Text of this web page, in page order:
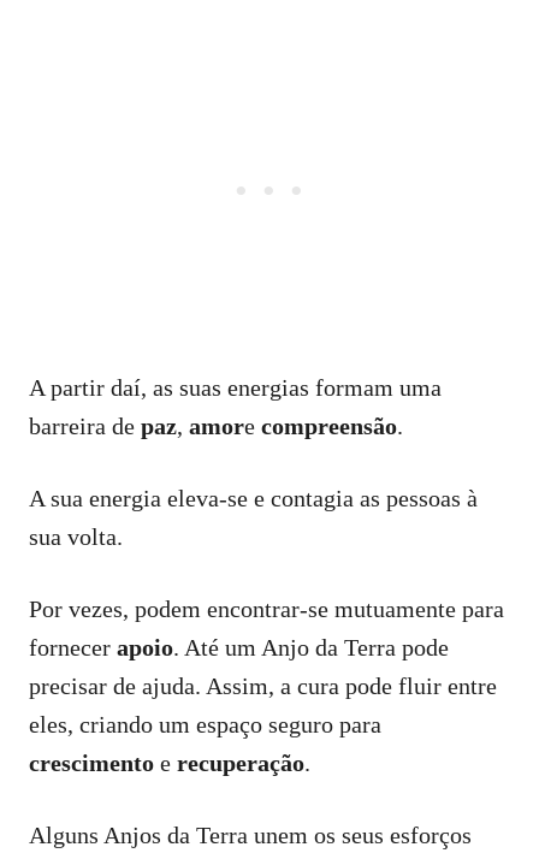
A partir daí, as suas energias formam uma
barreira de paz, amore compreensão.
A sua energia eleva-se e contagia as pessoas à
sua volta.
Por vezes, podem encontrar-se mutuamente para
fornecer apoio. Até um Anjo da Terra pode
precisar de ajuda. Assim, a cura pode fluir entre
eles, criando um espaço seguro para
crescimento e recuperação.
Alguns Anjos da Terra unem os seus esforços